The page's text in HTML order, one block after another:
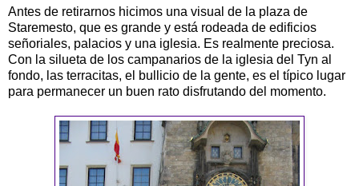
Antes de retirarnos hicimos una visual de la plaza de
Staremesto, que es grande y está rodeada de edificios
señoriales, palacios y una iglesia. Es realmente preciosa.
Con la silueta de los campanarios de la iglesia del Tyn al
fondo, las terracitas, el bullicio de la gente, es el típico lugar
para permanecer un buen rato disfrutando del momento.